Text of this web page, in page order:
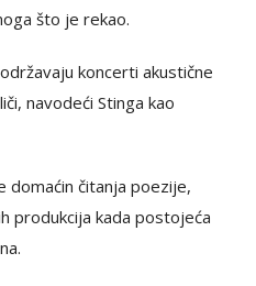
što je rekao.
koncerti akustične
navodeći Stinga kao
domaćin čitanja poezije,
produkcija kada postojeća